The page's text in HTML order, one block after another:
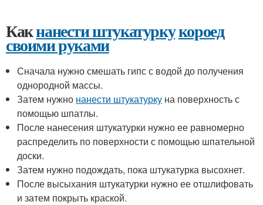
Какнанести штукатуркукороед
своими руками
Сначала нужно смешать гипс с водой до получения
однородной массы.
Затем нужно нанести штукатурку на поверхность с
помощью шпатлы.
После нанесения штукатурки нужно ее равномерно
распределить по поверхности с помощью шпательной
доски.
Затем нужно подождать, пока штукатурка высохнет.
После высыхания штукатурки нужно ее отшлифовать
и затем покрыть краской.